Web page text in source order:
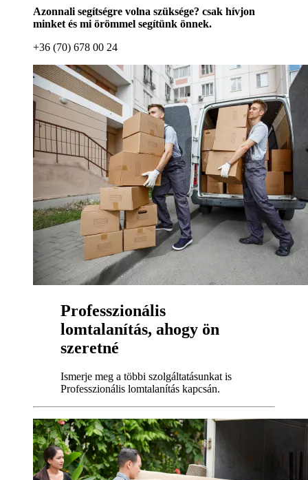
Azonnali segítségre volna szüksége? csak hívjon
minket és mi örömmel segítünk önnek.
+36 (70) 678 00 24
Professzionális
lomtalanítás, ahogy ön
szeretné
Ismerje meg a többi szolgáltatásunkat is
Professzionális lomtalanítás kapcsán.